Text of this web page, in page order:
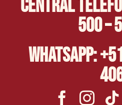
Central
500 –
Whatsapp: